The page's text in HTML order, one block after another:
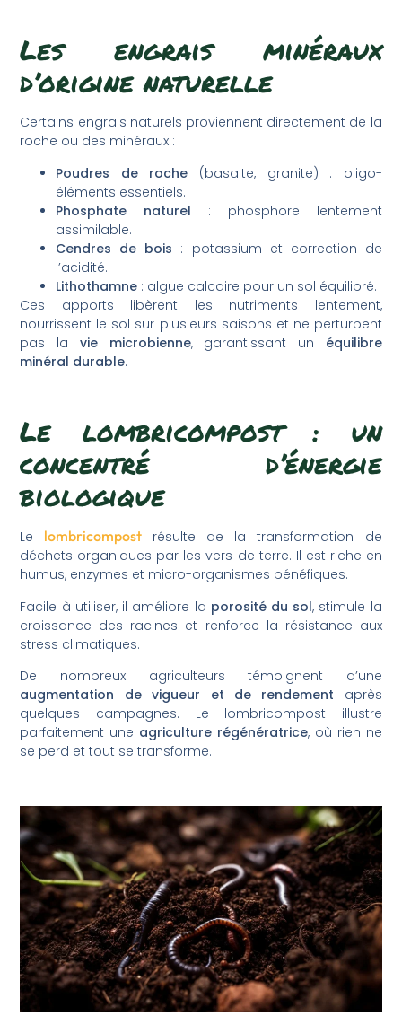
Les engrais minéraux
d’origine naturelle
Certains engrais naturels proviennent directement de la
roche ou des minéraux :
Poudres de roche (basalte, granite) : oligo-
éléments essentiels.
Phosphate naturel : phosphore lentement
assimilable.
Cendres de bois : potassium et correction de
l’acidité.
Lithothamne : algue calcaire pour un sol équilibré.
Ces apports libèrent les nutriments lentement,
nourrissent le sol sur plusieurs saisons et ne perturbent
pas la vie microbienne, garantissant un équilibre
minéral durable.
Le lombricompost : un
concentré d’énergie
biologique
Le lombricompostrésulte de la transformation de
déchets organiques par les vers de terre. Il est riche en
humus, enzymes et micro-organismes bénéfiques.
Facile à utiliser, il améliore la porosité du sol, stimule la
croissance des racines et renforce la résistance aux
stress climatiques.
De nombreux agriculteurs témoignent d’une
augmentation de vigueur et de rendement après
quelques campagnes. Le lombricompost illustre
parfaitement une agriculture régénératrice, où rien ne
se perd et tout se transforme.